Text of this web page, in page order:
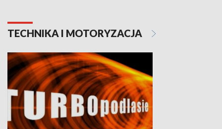
TECHNIKA I MOTORYZACJA